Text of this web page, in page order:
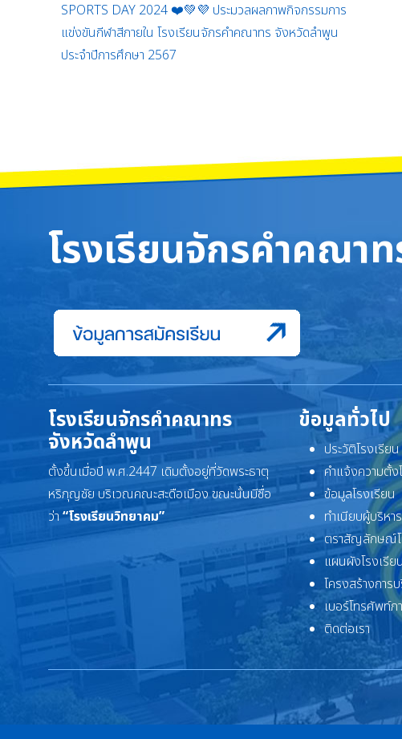
SPORTS DAY 2024 ❤️💚💜 ประมวลผลภาพกิจกรรมการ
แข่งขันกีฬาสีภายใน โรงเรียนจักรคำคณาทร จังหวัดลำพูน
ประจำปีการศึกษา 2567
โรงเรียนจักรคำคณา
โรงเรียนจักรคำคณาทร
จังหวัดลำพูน
ตั้งขึ้นเมื่อปี พ.ศ.2447 เดิมตั้งอยู่ที่วัดพระธาตุ
หริภุญชัย บริเวณคณะสะดือเมือง ขณะนั้นมีชื่อ
ว่า“โรงเรียนวิทยาคม”
ข้อมูลทั่วไป
ประวัติโรงเรียน
คำแจ้งความตั้ง
ข้อมูลโรงเรียน
ทำเนียบผู้บริหาร
ตราสัญลักษณ์โ
แผนผังโรงเรีย
โครงสร้างการ
เบอร์โทรศัพท์ภ
ติดต่อเรา